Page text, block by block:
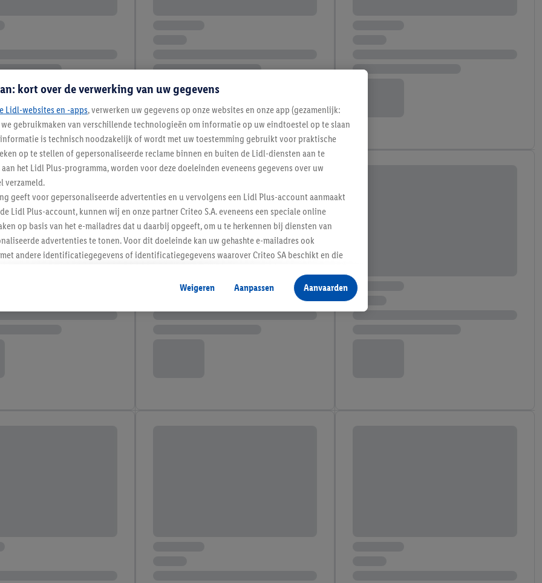
kort over de verwerking van uw gegevens
Lidl-websites en -apps, verwerken uw gegevens op onze websites en onze app (gezamenlijk:
gebruikmaken van verschillende technologieën om informatie op uw eindtoestel op te slaan
is technisch noodzakelijk of wordt met uw toestemming gebruikt voor praktische
op te stellen of gepersonaliseerde reclame binnen en buiten de Lidl-diensten aan te
het Lidl Plus-programma, worden voor deze doeleinden eveneens gegevens over uw
verzameld.
geeft voor gepersonaliseerde advertenties en u vervolgens een Lidl Plus-account aanmaakt
Lidl Plus-account, kunnen wij en onze partner Criteo S.A. eveneens een speciale online
op basis van het e-mailadres dat u daarbij opgeeft, om u te herkennen bij diensten van
advertenties te tonen. Voor dit doeleinde kan uw gehashte e-mailadres ook
andere identificatiegegevens of identificatiegegevens waarover Criteo SA beschikt en die
kunnen advertenties in het kader van retargeting, d.w.z. advertenties voor producten waarin
(bijvoorbeeld door het product in de webshop aan uw winkelmandje toe te voegen, maar het
apparaten en verschillende Lidl-diensten worden weergegeven als er met behulp
Weigeren Aanpassen Aanvaarden